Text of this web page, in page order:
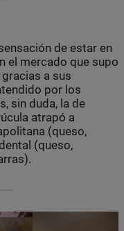
de estar en
el mercado que supo
a sus
por los
sin duda, la de
atrapó a
(queso,
(queso,